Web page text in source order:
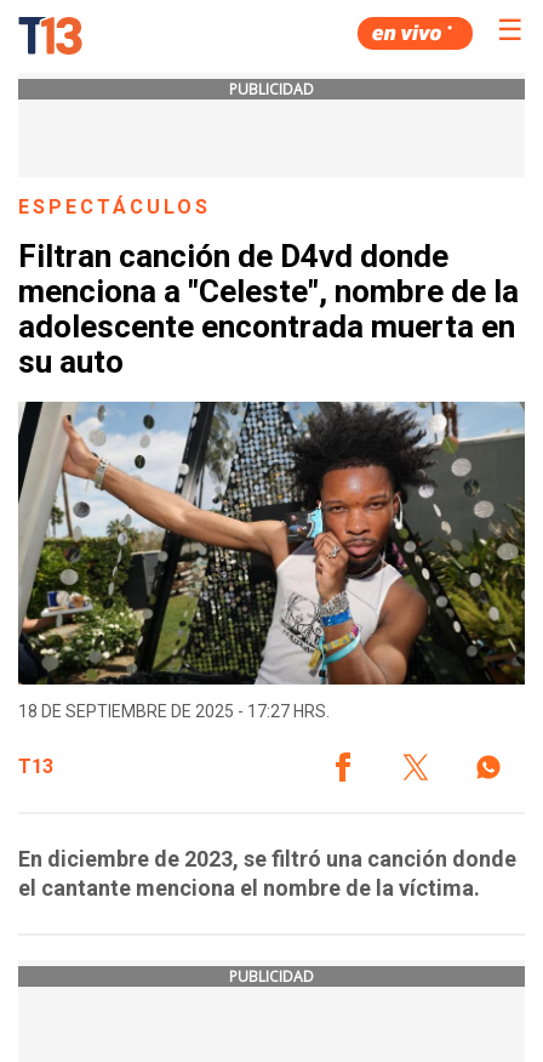
☰
PUBLICIDAD
ESPECTÁCULOS
Filtran canción de D4vd donde
menciona a "Celeste", nombre de la
adolescente encontrada muerta en
su auto
18 DE SEPTIEMBRE DE 2025 - 17:27 HRS.
T13
En diciembre de 2023, se filtró una canción donde
el cantante menciona el nombre de la víctima.
PUBLICIDAD